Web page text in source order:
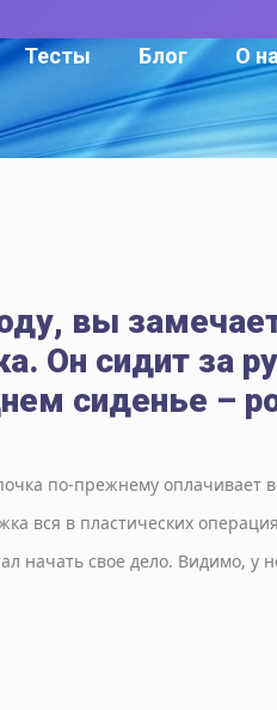
Тесты Блог О
вы
Он сидит за
сиденье –
по-прежнему оплачивает
вся в пластических
начать свое дело. Видимо, у